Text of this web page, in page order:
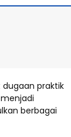
praktik
berbagai